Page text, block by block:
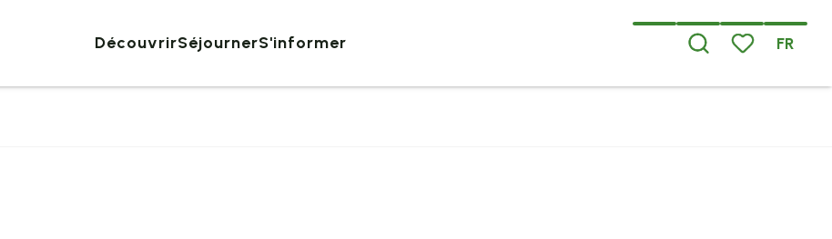
FR
DécouvrirSéjournerS'informer